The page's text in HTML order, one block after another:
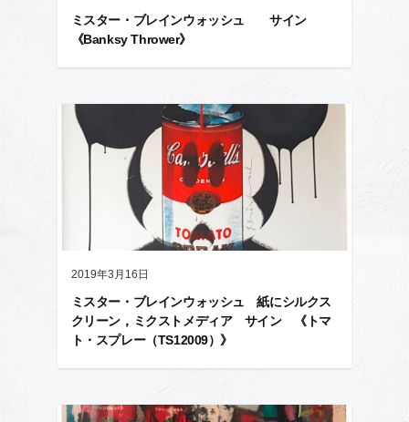
ミスター・ブレインウォッシュ サイン
《Banksy Thrower》
2019年3月16日
ミスター・ブレインウォッシュ 紙にシルクス
クリーン，ミクストメディア サイン 《トマ
ト・スプレー（TS12009）》